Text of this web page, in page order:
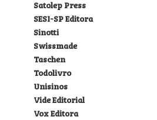
Satolep Press
SESI-SP Editora
Sinotti
Swissmade
Taschen
Todolivro
Unisinos
Vide Editorial
Vox Editora